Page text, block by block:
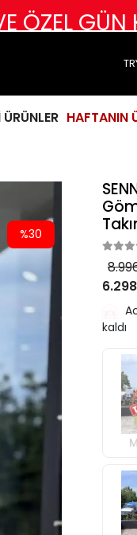
ÜRÜNLER HAFTANIN
%30
kaldı